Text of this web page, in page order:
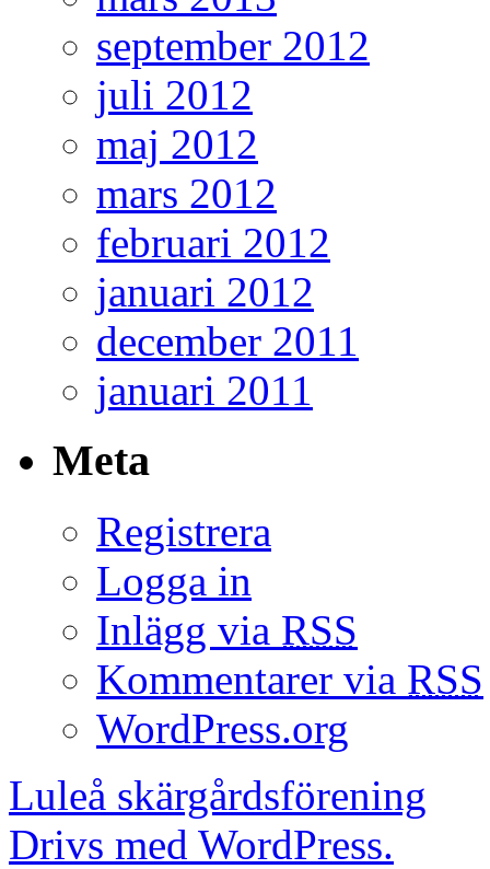
september 2012
juli 2012
maj 2012
mars 2012
februari 2012
januari 2012
december 2011
januari 2011
Meta
Registrera
Logga in
Inlägg via RSS
Kommentarer via RSS
WordPress.org
Luleå skärgårdsförening
Drivs med WordPress.